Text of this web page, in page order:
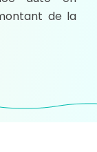
de la